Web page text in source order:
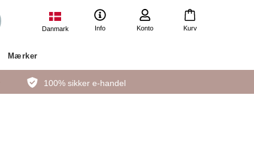
Danmark Info Konto Kurv
Mærker
100% sikker e-handel